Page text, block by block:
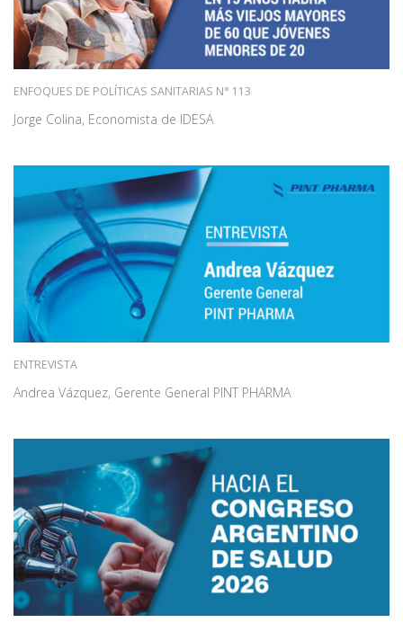
ENFOQUES DE POLÍTICAS SANITARIAS N° 113
Jorge Colina, Economista de IDESA
ENTREVISTA
Andrea Vázquez, Gerente General PINT PHARMA